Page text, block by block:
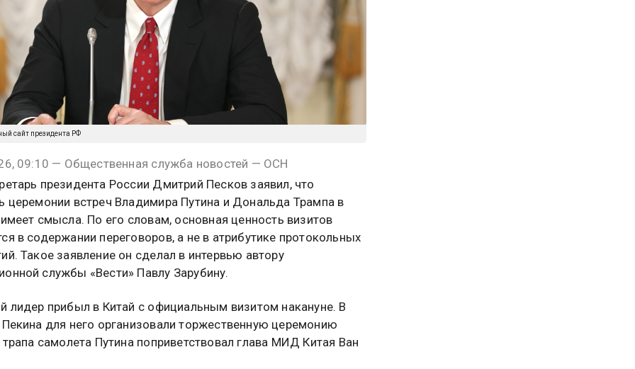
сайт президента РФ
09:10 — Общественная служба новостей — ОСН
президента России Дмитрий Песков заявил, что
церемонии встреч Владимира Путина и Дональда Трампа в
смысла. По его словам, основная ценность визитов
в содержании переговоров, а не в атрибутике протокольных
Такое заявление он сделал в интервью автору
службы «Вести» Павлу Зарубину.
лидер прибыл в Китай с официальным визитом накануне. В
Пекина для него организовали торжественную церемонию
трапа самолета Путина поприветствовал глава МИД Китая Ван